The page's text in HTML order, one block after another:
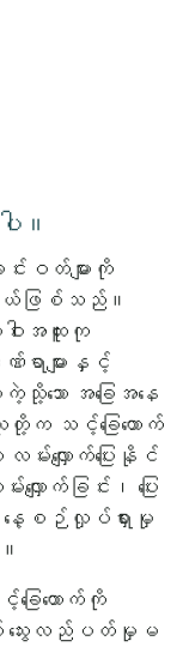
ါ။
းဝတ်များကို
ဖြစ်သည်။
ဝါးအထူးကု
ရာများနှင့်
ကဲ့သို့သော အခြေအနေ
က သင့်ခြေထောက်
းလျှောက်ပြေးနိုင်
ျှောက်ခြင်း၊ ပြေး
ေ့စဉ်လှုပ်ရှားမှု
ြေထောက်ကို
တ် သွေးလည်ပတ်မှုမ